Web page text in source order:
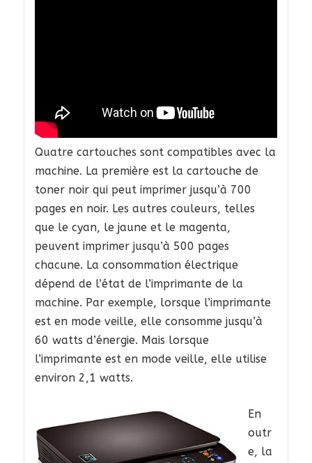
Quatre cartouches sont compatibles avec la
machine. La première est la cartouche de
toner noir qui peut imprimer jusqu’à 700
pages en noir. Les autres couleurs, telles
que le cyan, le jaune et le magenta,
peuvent imprimer jusqu’à 500 pages
chacune. La consommation électrique
dépend de l’état de l’imprimante de la
machine. Par exemple, lorsque l’imprimante
est en mode veille, elle consomme jusqu’à
60 watts d’énergie. Mais lorsque
l’imprimante est en mode veille, elle utilise
environ 2,1 watts.
En
outr
e, la